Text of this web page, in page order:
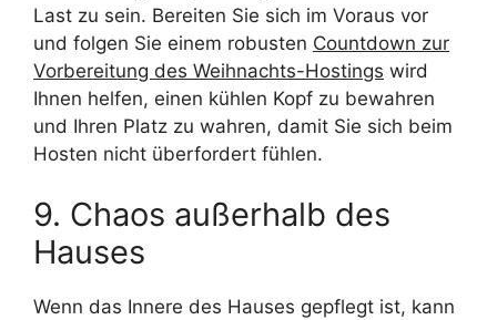
Last zu sein. Bereiten Sie sich im Voraus vor
und folgen Sie einem robusten Countdown zur
Vorbereitung des Weihnachts-Hostings wird
Ihnen helfen, einen kühlen Kopf zu bewahren
und Ihren Platz zu wahren, damit Sie sich beim
Hosten nicht überfordert fühlen.
9. Chaos außerhalb des
Hauses
Wenn das Innere des Hauses gepflegt ist, kann